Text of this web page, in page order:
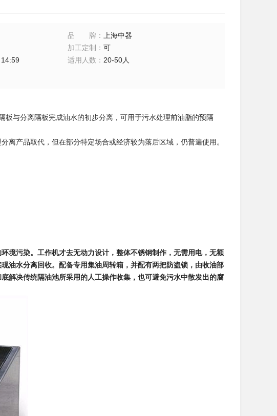
品牌 ：
上海中器
加工定制 ：可
适用人数 ： 20-50人
与分离隔板完成油水的初步分离，可用于污水处理前油脂的预隔
离产品取代，但在部分特定场合或经济较为落后区域，仍普遍使用。
境污染。工作机才去无动力设计，整体不锈钢制作，无需用电，无额
油水分离回收。配备专用集油周转箱，并配有两把防盗锁，由收油部
解决传统隔油池所采用的人工操作收集，也可避免污水中散发出的腐